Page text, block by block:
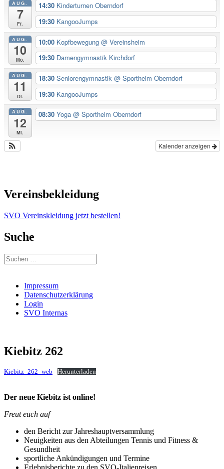
AUG.
7
Fr.
14:30 Kinderturnen Oberndorf
19:30 KangooJumps
AUG.
10
Mo.
10:00 Kopfbewegung @ Vereinsheim
19:30 Damengymnastik Kirchdorf
AUG.
11
Di.
18:30 Seniorengymnastik @ Sportheim Oberndorf
19:30 KangooJumps
AUG.
12
Mi.
08:30 Yoga @ Sportheim Oberndorf
Kalender anzeigen
Vereinsbekleidung
SVO Vereinskleidung jetzt bestellen!
Suche
Suchen
nach:
Impressum
Datenschutzerklärung
Login
SVO Internas
Kiebitz 262
Kiebitz_262_web Herunterladen
Der neue Kiebitz ist online!
Freut euch auf
den Bericht zur Jahreshauptversammlung
Neuigkeiten aus den Abteilungen Tennis und Fitness &
Gesundheit
sportliche Ankündigungen und Termine
Erlebnisberichte zu den SVO-Italienreisen